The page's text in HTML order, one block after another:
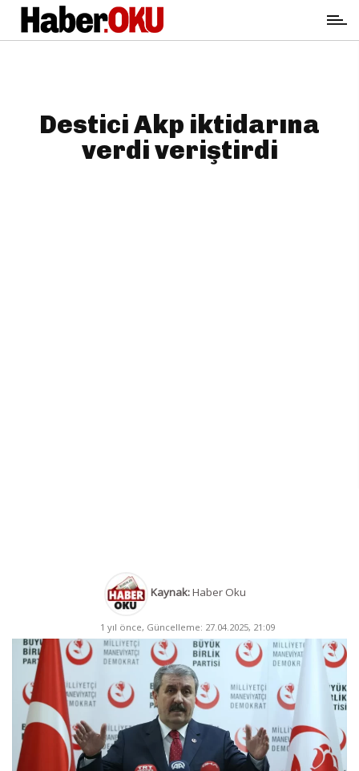
Destici Akp iktidarına
verdi veriştirdi
Kaynak:Haber Oku
1 yıl önce, Güncelleme: 27.04.2025, 21:09